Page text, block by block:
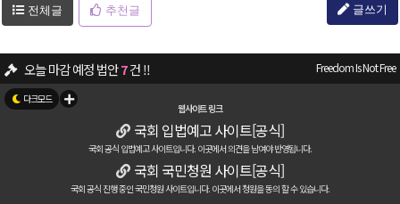
전체글 추천글 글쓰기
오늘 마감 예정 법안7건 !! Freedom Is Not Free
뉴스/소식 - 대입시로 고교 때부터 각성제복용/마약밀수, "청정국? 이젠 오염국
자유게시판 - 🚨 국회 입법예정법안 관련 긴급공지[12]
명의 애국자가 가입하여 활동중입니다.
자유게시판 - 입법예고관련 추가 공지 안내[7]
웹사이트 링크
국회 입법예고 사이트[공식]
국회 공식 입법예고 사이트입니다. 이곳에서 의견을 남여야 반영됩니다.
국회 국민청원 사이트[공식]
국회 공식 진행 중인 국민청원 사이트입니다. 이곳에서 청원을 동의 할 수 있습니다.